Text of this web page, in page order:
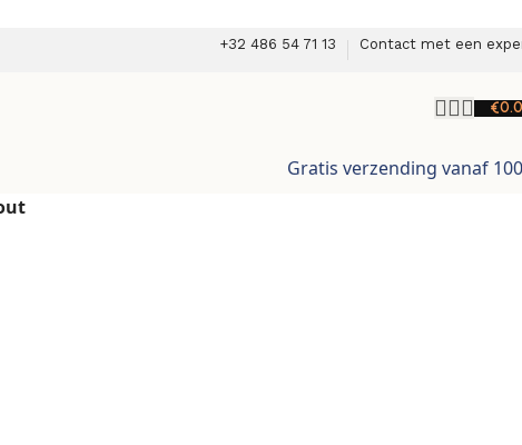
+32 486 54 71 13 Contact met een
€
Gratis verzending vanaf